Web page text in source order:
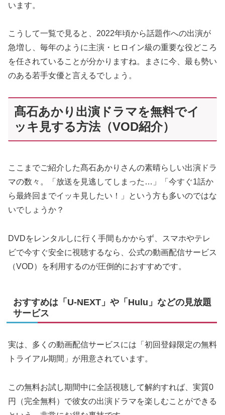
います。
こうして一覧で見ると、2022年頃から話題作への出演が
急増し、毎年のように主演・ヒロイン級の重要な役どころ
を任されていることが分かりますね。まさに今、最も勢い
のある若手女優と言えるでしょう。
髙石あかり出演ドラマを無料でイ
ッキ見する方法（VOD紹介）
ここまでご紹介した髙石あかりさんの素晴らしい出演ドラ
マの数々。「放送を見逃してしまった…」「今すぐ1話か
ら最終回までイッキ見したい！」という方も多いのではな
いでしょうか？
DVDをレンタルしに行く手間もかからず、スマホやテレ
ビで今すぐ安全に視聴するなら、公式の動画配信サービス
（VOD）を利用するのが圧倒的におすすめです。
おすすめは「U-NEXT」や「Hulu」などの見放題
サービス
実は、多くの動画配信サービスには「初回登録限定の無料
トライアル期間」が用意されています。
この無料お試し期間中に全話視聴して解約すれば、実質0
円（完全無料）で彼女の出演ドラマを楽しむことができる